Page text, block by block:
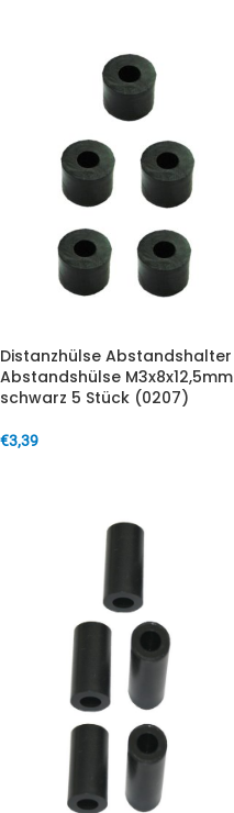
Distanzhülse Abstandshalter
Abstandshülse M3x8x12,5mm
schwarz 5 Stück (0207)
€3,39